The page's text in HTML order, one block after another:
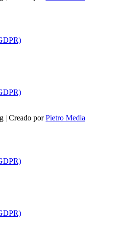
| Creado porPietro Media